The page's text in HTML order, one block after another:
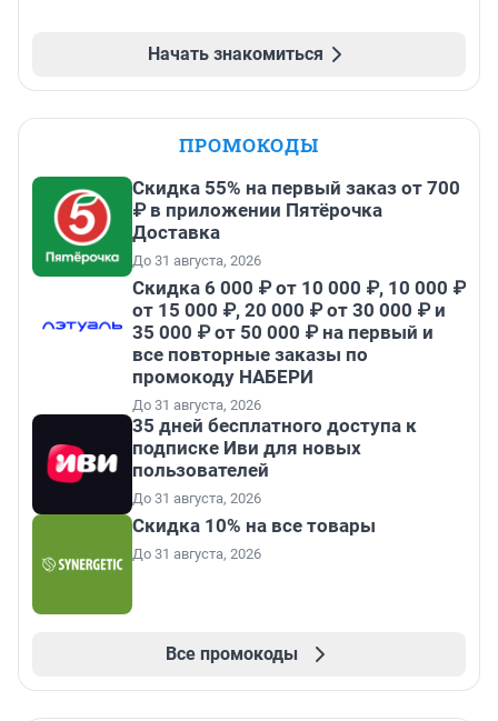
Начать знакомиться
ПРОМОКОДЫ
Скидка 55% на первый заказ от 700
₽ в приложении Пятёрочка
Доставка
До 31 августа, 2026
Скидка 6 000 ₽ от 10 000 ₽, 10 000 ₽
от 15 000 ₽, 20 000 ₽ от 30 000 ₽ и
35 000 ₽ от 50 000 ₽ на первый и
все повторные заказы по
промокоду НАБЕРИ
До 31 августа, 2026
35 дней бесплатного доступа к
подписке Иви для новых
пользователей
До 31 августа, 2026
Скидка 10% на все товары
До 31 августа, 2026
Все промокоды